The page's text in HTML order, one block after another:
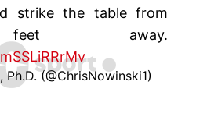
strike the table from
away.
(@ChrisNowinski1)